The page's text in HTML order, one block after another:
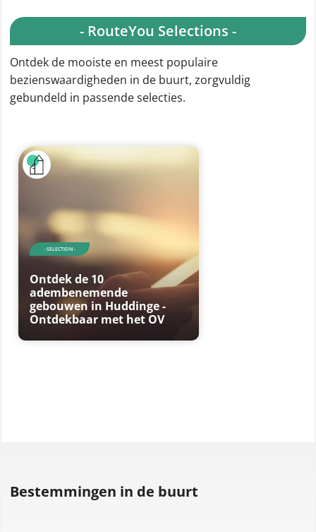
- RouteYou Selections -
Ontdek de mooiste en meest populaire
bezienswaardigheden in de buurt, zorgvuldig
gebundeld in passende selecties.
- SELECTION -
Ontdek de 10
adembenemende
gebouwen in Huddinge -
Ontdekbaar met het OV
Bestemmingen in de buurt